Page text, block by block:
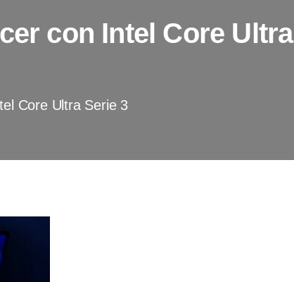
con Intel Core Ultra
Core Ultra Serie 3